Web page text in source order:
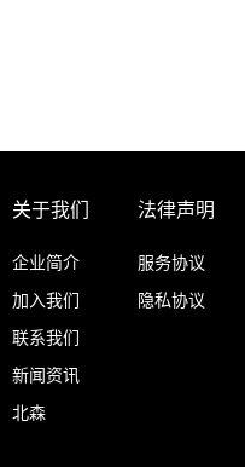
关于我们
企业简介
加入我们
联系我们
新闻资讯
北森
法律声明
服务协议
隐私协议